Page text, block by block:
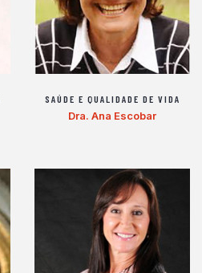
SAÚDE E QUALIDADE DE VIDA
Dra. Ana Escobar